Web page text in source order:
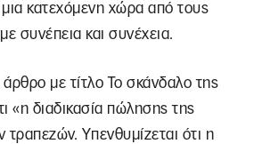
μια κατεχόμενη χώρα από τους
συνέπεια και συνέχεια.
με τίτλο Το σκάνδαλο της
«η διαδικασία πώλησης της
Υπενθυμίζεται ότι η